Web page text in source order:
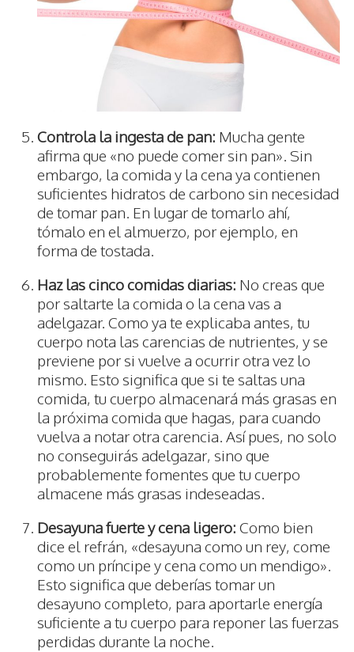
Controla la ingesta de pan: Mucha gente
afirma que «no puede comer sin pan». Sin
embargo, la comida y la cena ya contienen
suficientes hidratos de carbono sin necesidad
de tomar pan. En lugar de tomarlo ahí,
tómalo en el almuerzo, por ejemplo, en
forma de tostada.
Haz las cinco comidas diarias: No creas que
por saltarte la comida o la cena vas a
adelgazar. Como ya te explicaba antes, tu
cuerpo nota las carencias de nutrientes, y se
previene por si vuelve a ocurrir otra vez lo
mismo. Esto significa que si te saltas una
comida, tu cuerpo almacenará más grasas en
la próxima comida que hagas, para cuando
vuelva a notar otra carencia. Así pues, no solo
no conseguirás adelgazar, sino que
probablemente fomentes que tu cuerpo
almacene más grasas indeseadas.
Desayuna fuerte y cena ligero: Como bien
dice el refrán, «desayuna como un rey, come
como un príncipe y cena como un mendigo».
Esto significa que deberías tomar un
desayuno completo, para aportarle energía
suficiente a tu cuerpo para reponer las fuerzas
perdidas durante la noche.